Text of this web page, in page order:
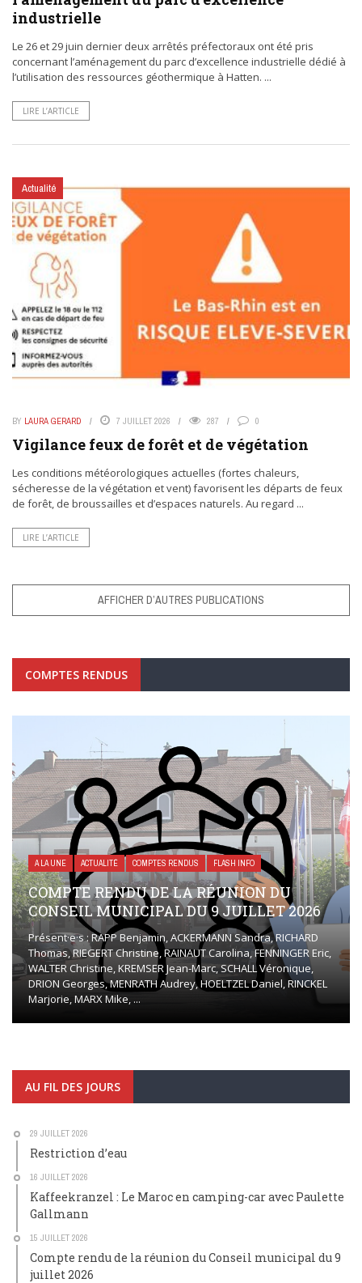
industrielle
Le 26 et 29 juin dernier deux arrêtés préfectoraux ont été pris
concernant l’aménagement du parc d’excellence industrielle dédié à
l’utilisation des ressources géothermique à Hatten. ...
LIRE L’ARTICLE
Actualité
BY LAURA GERARD 7 JUILLET 2026 287 0
Vigilance feux de forêt et de végétation
Les conditions météorologiques actuelles (fortes chaleurs,
sécheresse de la végétation et vent) favorisent les départs de feux
de forêt, de broussailles et d’espaces naturels. Au regard ...
LIRE L’ARTICLE
AFFICHER D’AUTRES PUBLICATIONS
COMPTES RENDUS
A LA UNE ACTUALITÉ COMPTES RENDUS FLASH INFO
COMPTE RENDU DE LA RÉUNION DU
CONSEIL MUNICIPAL DU 9 JUILLET 2026
Présent·e·s : RAPP Benjamin, ACKERMANN Sandra, RICHARD
Thomas, RIEGERT Christine, RAINAUT Carolina, FENNINGER Eric,
WALTER Christine, KREMSER Jean-Marc, SCHALL Véronique,
DRION Georges, MENRATH Audrey, HOELTZEL Daniel, RINCKEL
Marjorie, MARX Mike, ...
AU FIL DES JOURS
29 JUILLET 2026
Restriction d’eau
16 JUILLET 2026
Kaffeekranzel : Le Maroc en camping-car avec Paulette
Gallmann
15 JUILLET 2026
Compte rendu de la réunion du Conseil municipal du 9
juillet 2026